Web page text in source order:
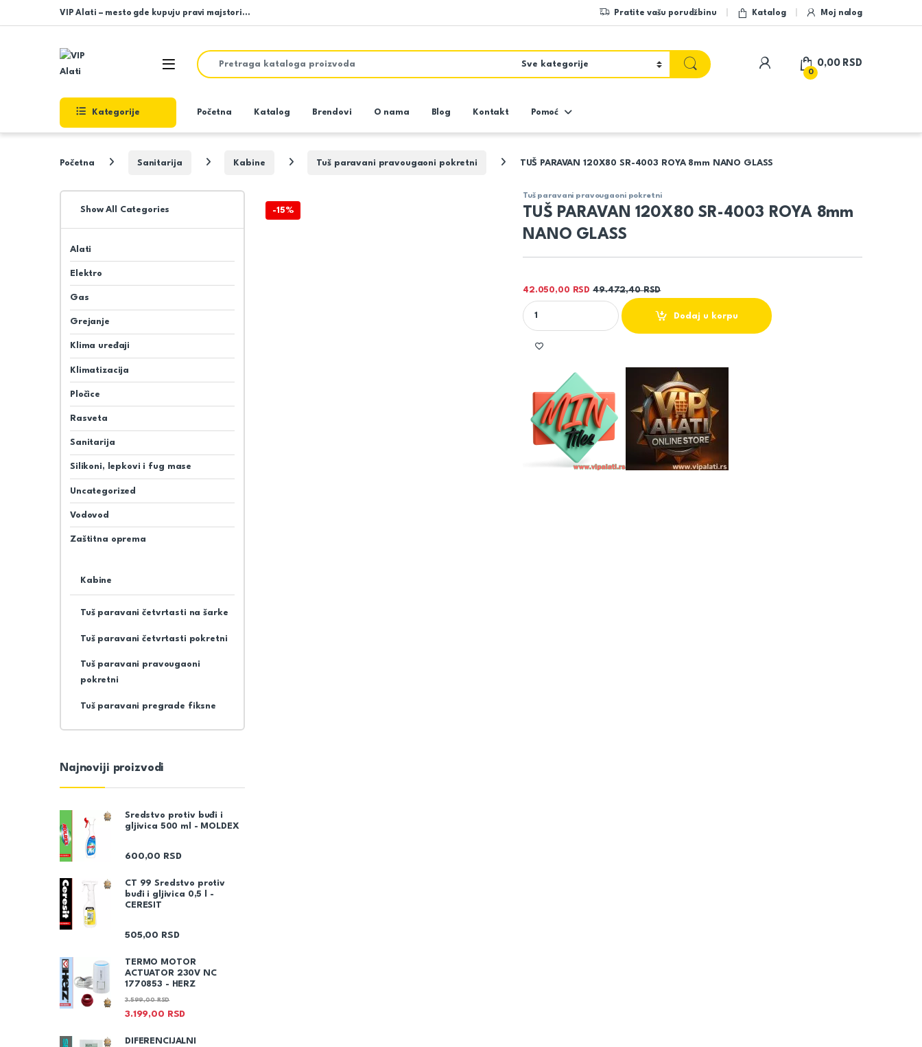
Skip to navigation
Skip to content
VIP Alati – mesto gde kupuju pravi majstori… Pratite vašu porudžbinu Katalog Moj nalog
Open
Search for:
My Account
0
0,00 RSD
Kategorije Početna Katalog Brendovi O nama Blog Kontakt Pomoć
Početna Sanitarija Kabine Tuš paravani pravougaoni pokretni TUŠ PARAVAN 120X80 SR-4003 ROYA 8mm NANO GLASS
-15%
Tuš paravani pravougaoni pokretni
TUŠ PARAVAN 120X80 SR-4003 ROYA 8mm
NANO GLASS
42.050,00 RSD 49.472,40RSD
TUŠ PARAVAN 120X80 SR-4003 ROYA 8mm NANO GLASS quantity
Dodaj u korpu
Show All Categories
Alati
Elektro
Gas
Grejanje
Klima uređaji
Klimatizacija
Pločice
Rasveta
Sanitarija
Silikoni, lepkovi i fug mase
Uncategorized
Vodovod
Zaštitna oprema
Kabine
Tuš paravani četvrtasti na šarke
Tuš paravani četvrtasti pokretni
Tuš paravani pravougaoni
pokretni
Tuš paravani pregrade fiksne
Najnoviji proizvodi
Sredstvo protiv buđi i
gljivica 500 ml - MOLDEX
600,00 RSD
CT 99 Sredstvo protiv
buđi i gljivica 0,5 l -
CERESIT
505,00 RSD
TERMO MOTOR
ACTUATOR 230V NC
1770853 - HERZ
3.199,00 RSD
3.599,00RSD
DIFERENCIJALNI